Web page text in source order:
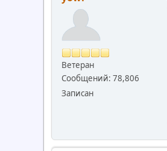
Ветеран
Сообщений: 78,806
Записан